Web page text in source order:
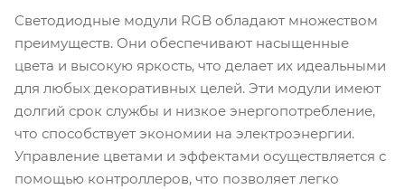
Светодиодные модули RGB обладают множеством
преимуществ. Они обеспечивают насыщенные
цвета и высокую яркость, что делает их идеальными
для любых декоративных целей. Эти модули имеют
долгий срок службы и низкое энергопотребление,
что способствует экономии на электроэнергии.
Управление цветами и эффектами осуществляется с
помощью контроллеров, что позволяет легко